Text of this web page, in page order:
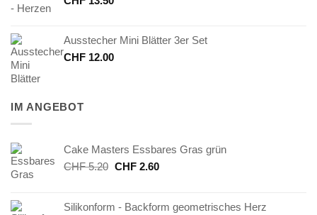
Ausstecher Mini Blätter 3er Set
CHF 12.00
IM ANGEBOT
Cake Masters Essbares Gras grün
CHF5.20 Ursprünglicher
CHF 5.20
CHF2.60Aktueller
CHF 2.60.
Silikonform - Backform geometrisches Herz